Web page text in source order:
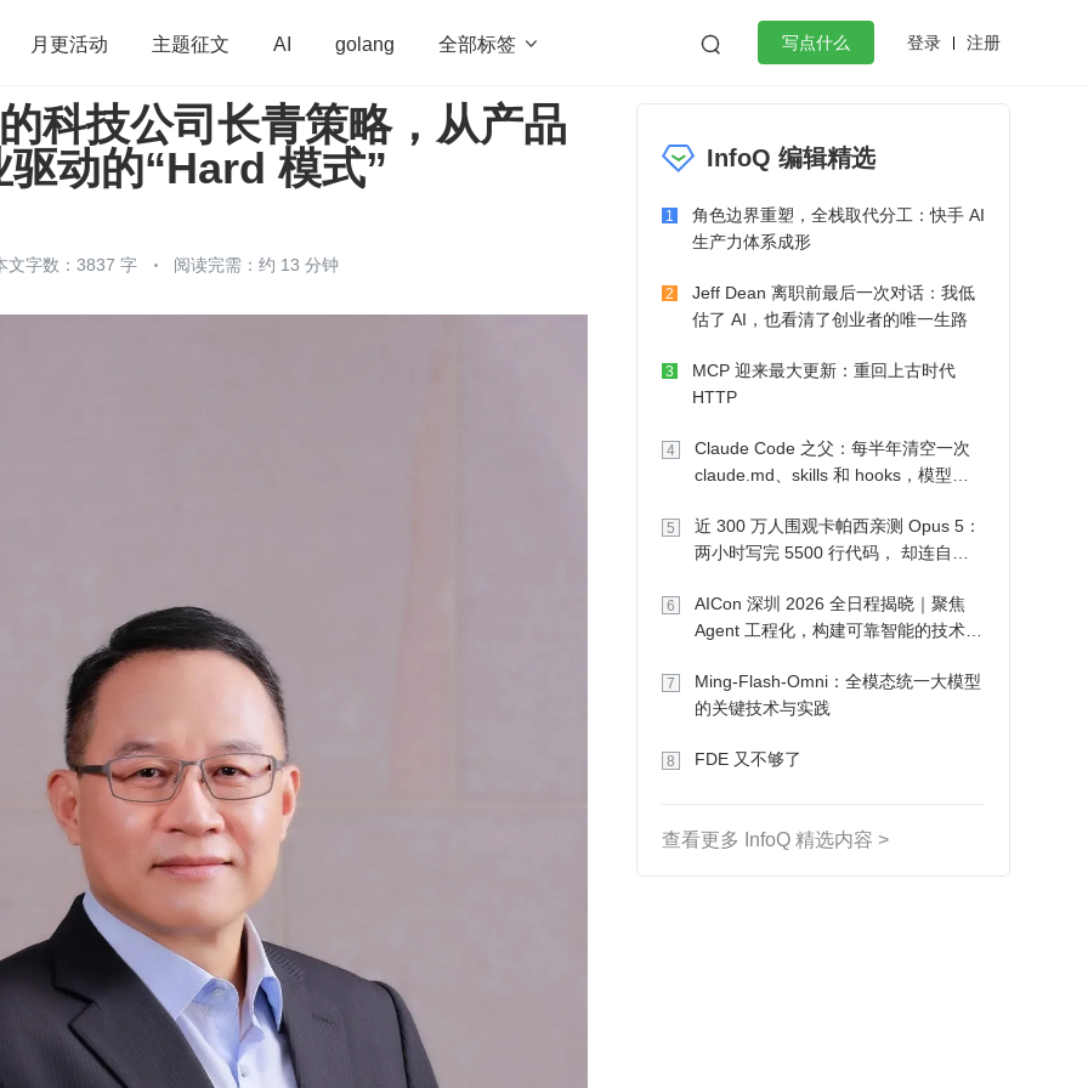
月更活动 主题征文 AI golang 全部标签   写点什么 登录 注册
算法 学习方法 Web3.0 高效工作
员 运维 深度思考 低代码 微服务架构 flutter
科技公司长青策略，从产品
动的“Hard 模式”
文字数：3837 字 阅读完需：约 13 分钟
InfoQ 编辑精选
1
角色边界重塑，全栈取代分工：快手 AI
生产力体系成形
2
Jeff Dean 离职前最后一次对话：我低
估了 AI，也看清了创业者的唯一生路
3
MCP 迎来最大更新：重回上古时代
HTTP
4
Claude Code 之父：每半年清空一次
claude.md、skills 和 hooks，模型自
5
近 300 万人围观卡帕西亲测 Opus 5：
两小时写完 5500 行代码， 却连自己
6
AICon 深圳 2026 全日程揭晓｜聚焦
Agent 工程化，构建可靠智能的技术路
7
Ming-Flash-Omni：全模态统一大模型
的关键技术与实践
8 FDE 又不够了
查看更多 InfoQ 精选内容 >